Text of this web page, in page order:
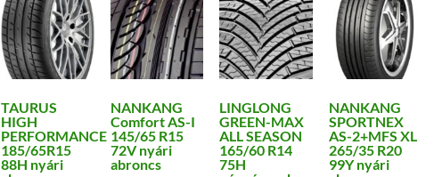
TAURUS
HIGH
PERFORMANCE
185/65R15
88H nyári
NANKANG
Comfort AS-I
145/65 R15
72V nyári
abroncs
LINGLONG
GREEN-MAX
ALL SEASON
165/60 R14
75H
NANKANG
SPORTNEX
AS-2+MFS XL
265/35 R20
99Y nyári